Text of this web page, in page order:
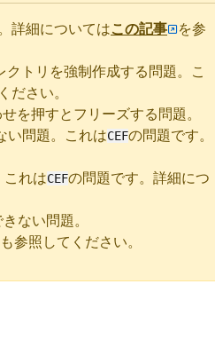
詳細についてはこの記事 を参
トリを強制作成する問題。こ
ださい。
押すとフリーズする問題。
い問題。これはCEFの問題です。
れはCEFの問題です。詳細につ
ない問題。
も参照してください。